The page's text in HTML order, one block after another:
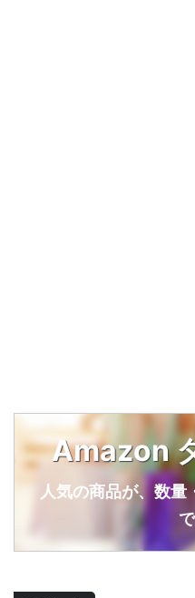
Amazon
人気の商品が、数